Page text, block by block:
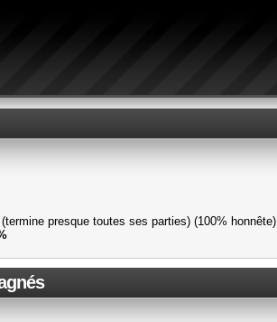
presque toutes ses parties) (100% honnête)